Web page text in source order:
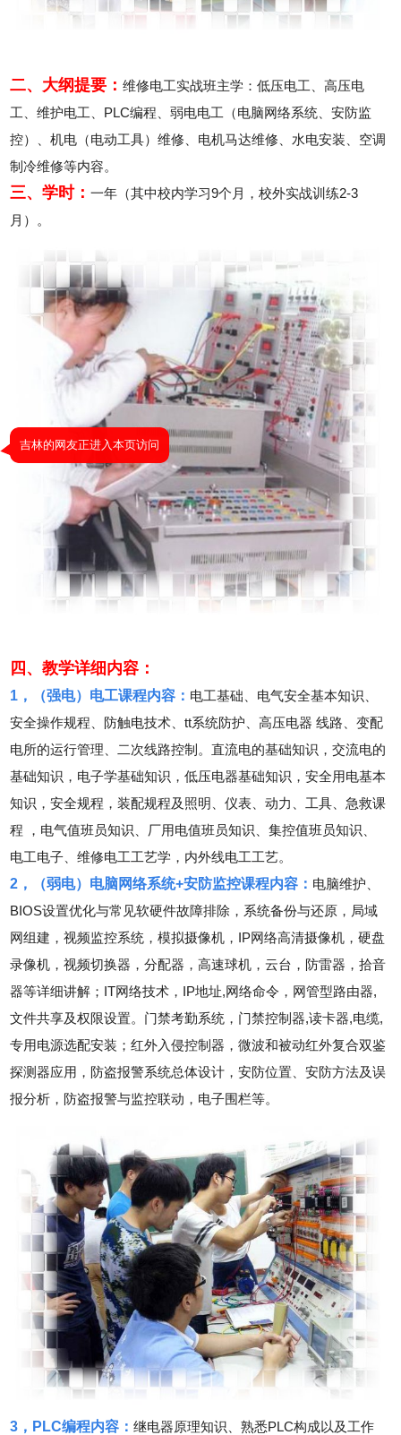
二、大纲提要：维修电工实战班主学：低压电工、高压电
工、维护电工、PLC编程、弱电电工（电脑网络系统、安防监
控）、机电（电动工具）维修、电机马达维修、水电安装、空调
制冷维修等内容。
三、学时：一年（其中校内学习9个月，校外实战训练2-3
月）。
四、教学详细内容：
1，（强电）电工课程内容： 电工基础、电气安全基本知识、
安全操作规程、防触电技术、tt系统防护、高压电器 线路、变配
电所的运行管理、二次线路控制。直流电的基础知识，交流电的
基础知识，电子学基础知识，低压电器基础知识，安全用电基本
知识，安全规程，装配规程及照明、仪表、动力、工具、急救课
程 ，电气值班员知识、厂用电值班员知识、集控值班员知识、
电工电子、维修电工工艺学，内外线电工工艺。
2，（弱电）电脑网络系统+安防监控课程内容： 电脑维护、
BIOS设置优化与常见软硬件故障排除，系统备份与还原，局域
网组建，视频监控系统，模拟摄像机，IP网络高清摄像机，硬盘
录像机，视频切换器，分配器，高速球机，云台，防雷器，拾音
器等详细讲解；IT网络技术，IP地址,网络命令，网管型路由器,
文件共享及权限设置。门禁考勤系统，门禁控制器,读卡器,电缆,
专用电源选配安装；红外入侵控制器，微波和被动红外复合双鉴
探测器应用，防盗报警系统总体设计，安防位置、安防方法及误
报分析，防盗报警与监控联动，电子围栏等。
3，PLC编程内容：继电器原理知识、熟悉PLC构成以及工作